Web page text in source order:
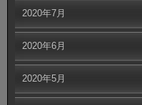
2020年7月
2020年6月
2020年5月